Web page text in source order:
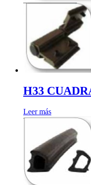
H33
Leer más